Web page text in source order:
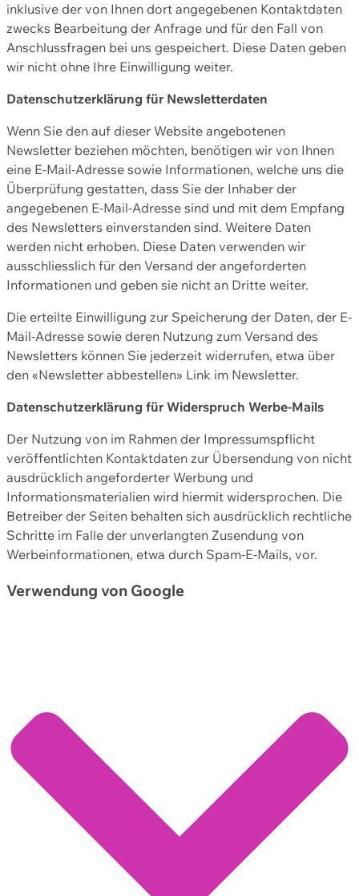
inklusive der von Ihnen dort angegebenen Kontaktdaten
zwecks Bearbeitung der Anfrage und für den Fall von
Anschlussfragen bei uns gespeichert. Diese Daten geben
wir nicht ohne Ihre Einwilligung weiter.
Datenschutzerklärung für Newsletterdaten
Wenn Sie den auf dieser Website angebotenen
Newsletter beziehen möchten, benötigen wir von Ihnen
eine E-Mail-Adresse sowie Informationen, welche uns die
Überprüfung gestatten, dass Sie der Inhaber der
angegebenen E-Mail-Adresse sind und mit dem Empfang
des Newsletters einverstanden sind. Weitere Daten
werden nicht erhoben. Diese Daten verwenden wir
ausschliesslich für den Versand der angeforderten
Informationen und geben sie nicht an Dritte weiter.
Die erteilte Einwilligung zur Speicherung der Daten, der E-
Mail-Adresse sowie deren Nutzung zum Versand des
Newsletters können Sie jederzeit widerrufen, etwa über
den «Newsletter abbestellen» Link im Newsletter.
Datenschutzerklärung für Widerspruch Werbe-Mails
Der Nutzung von im Rahmen der Impressumspflicht
veröffentlichten Kontaktdaten zur Übersendung von nicht
ausdrücklich angeforderter Werbung und
Informationsmaterialien wird hiermit widersprochen. Die
Betreiber der Seiten behalten sich ausdrücklich rechtliche
Schritte im Falle der unverlangten Zusendung von
Werbeinformationen, etwa durch Spam-E-Mails, vor.
Verwendung von Google